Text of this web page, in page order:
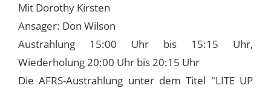
Mit Dorothy Kirsten
Ansager: Don Wilson
Austrahlung 15:00 Uhr bis 15:15 Uhr,
Wiederholung 20:00 Uhr bis 20:15 Uhr
Die AFRS-Austrahlung unter dem Titel "LITE UP